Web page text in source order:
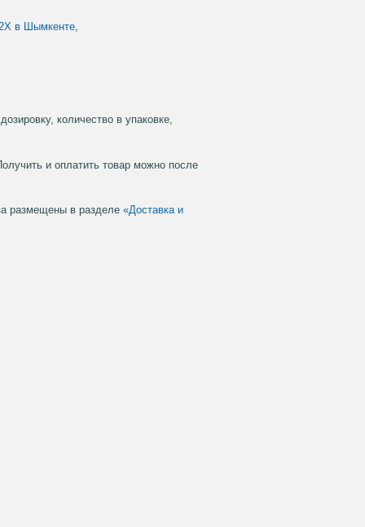
в Шымкенте,
количество в упаковке,
и оплатить товар можно после
размещены в разделе «Доставка и